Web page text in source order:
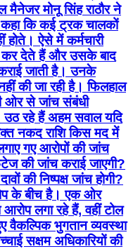
मैनेजर मोनू सिंह राठौर ने
कि कई ट्रक चालकों
होते। ऐसे में कर्मचारी
कर देते हैं और उसके बाद
जाती है। उनके
की जा रही है। फिलहाल
ओर से जांच संबंधी
रहे हैं अहम सवाल यदि
नकद राशि किस मद में
गए आरोपों की जांच
की जांच कराई जाएगी?
की निष्पक्ष जांच होगी?
के बीच है। एक ओर
लगा रहे हैं, वहीं टोल
वैकल्पिक भुगतान व्यवस्था
सक्षम अधिकारियों की